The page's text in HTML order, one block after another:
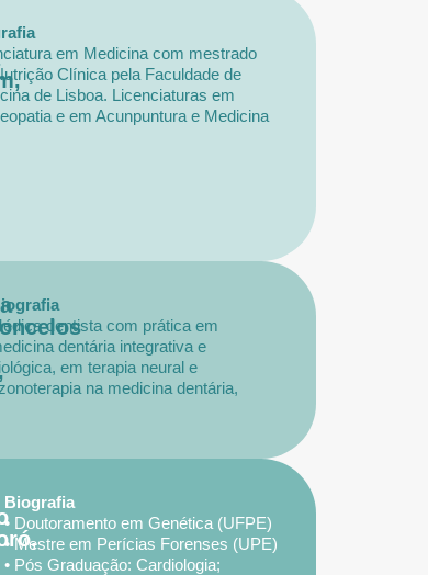
em Medicina com mestrado
Clínica pela Faculdade de
de Lisboa. Licenciaturas em
e em Acunpuntura e Medicina
e medicina Bio-oxidativa
dentista com prática em
dentária integrativa e
em terapia neural e
na medicina dentária,
Biografia
• Doutoramento em Genética (UFPE)
• Mestre em Perícias Forenses (UPE)
• Pós Graduação: Cardiologia;